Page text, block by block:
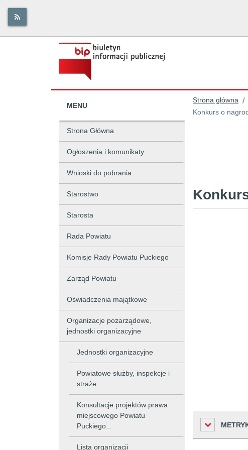
MENU
Strona Główna
Ogłoszenia i komunikaty
Wnioski do pobrania
Starostwo
Starosta
Rada Powiatu
Komisje Rady Powiatu Puckiego
Zarząd Powiatu
Oświadczenia majątkowe
Organizacje pozarządowe,
jednostki organizacyjne
Jednostki organizacyjne
Powiatowe służby, inspekcje i
straże
Konsultacje projektów prawa
miejscowego Powiatu
Puckiego...
Lista organizacji
Strona główna /
Konkurs o